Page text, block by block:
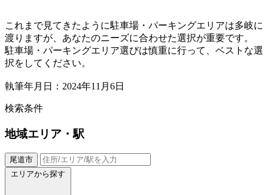
これまで見てきたように駐車場・パーキングエリアは多岐に
渡りますが、あなたのニーズに合わせた選択が重要です。
駐車場・パーキングエリア選びは慎重に行って、ベストな選
択をしてください。
執筆年月日：2024年11月6日
検索条件
地域エリア・駅
尾道市
エリアから探す